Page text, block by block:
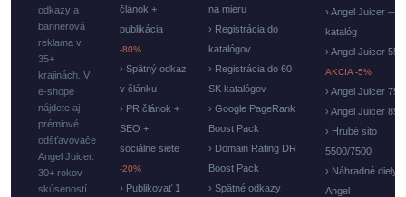
odkazy a
bannerová
reklama v
35+
krajinách. V
e-shope
nájdete aj
prémiové
odšťavovače
Angel Juicer.
30+ rokov
skúseností.
článok +
publikácia
-80%
› Spätný odkaz
v článku
› PR článok +
SEO +
sociálne siete
-20%
› Publikovať 1
na mieru
› Registrácia do
katalógov
› Registrácia do 60
SK katalógov
› Google PageRank
Boost Pack
› Domain Rating DR
Boost Pack
› Spätné odkazy
› Angel Juicer —
katalóg
› Angel Juicer
AKCIA -5%
› Angel Juicer
› Angel Juicer
› Hrubé sito
5500/7500
› Náhradné diely
Angel